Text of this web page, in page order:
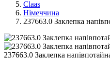
Claas
Німеччина
237663.0 Заклепка
237663.0 Заклепка